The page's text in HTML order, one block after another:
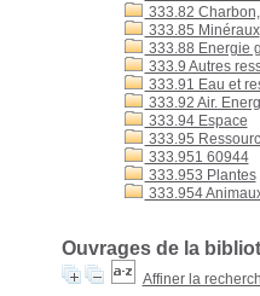
333.82
333.85 Minéraux
333.88 Energie
333.9 Autres
333.91 Eau et
333.92 Air.
333.94 Espace
333.95
333.951 60944
333.953 Plantes
333.954
Ouvrages de la
Affiner la